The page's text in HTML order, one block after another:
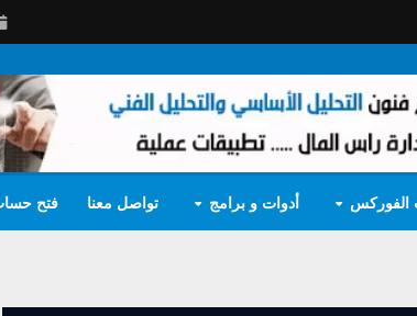
الفوركس أدوات و برامج تواصل معنا فتح